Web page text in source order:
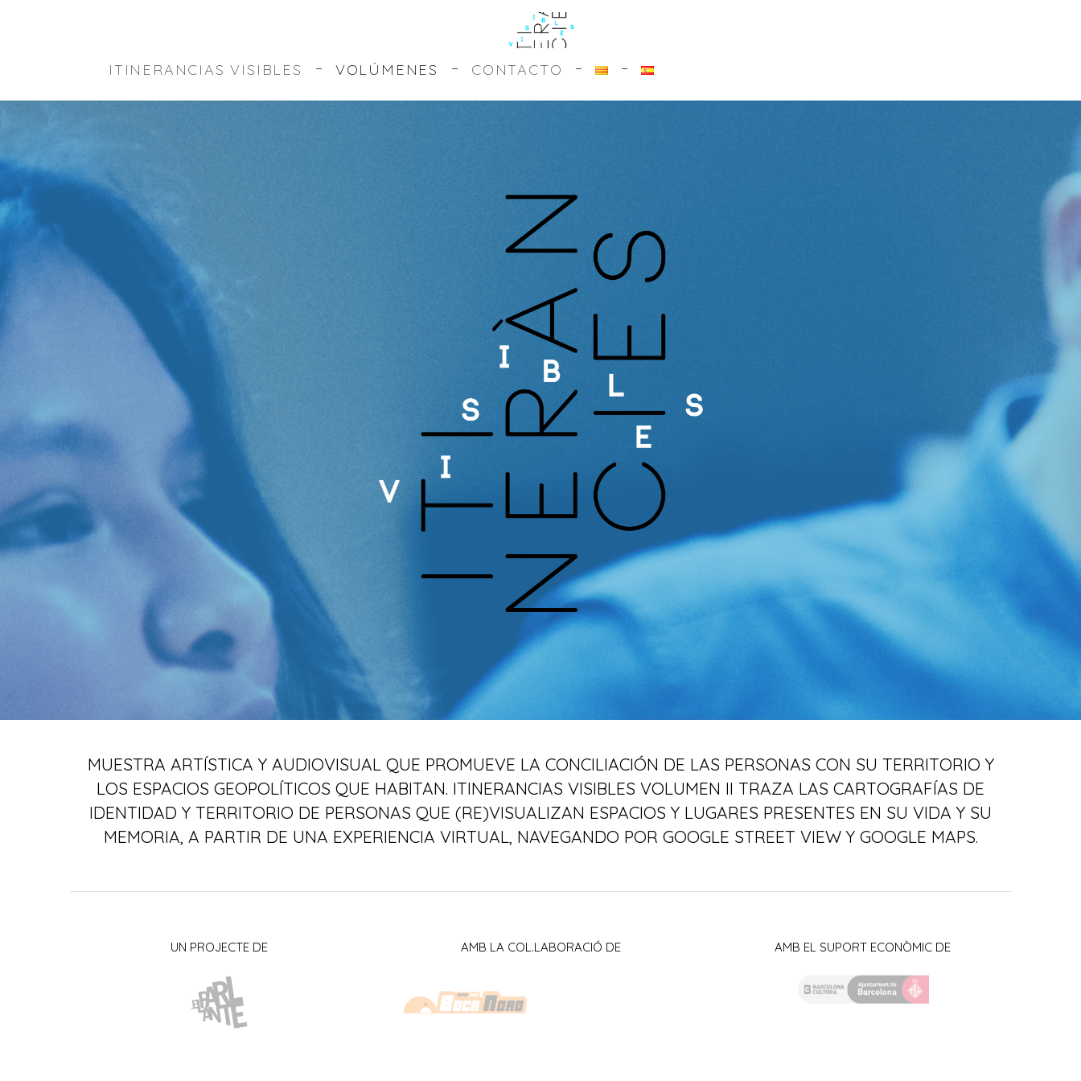
ITINERANCIAS VISIBLES VOLÚMENES CONTACTO
MUESTRA ARTÍSTICA Y AUDIOVISUAL QUE PROMUEVE LA CONCILIACIÓN DE LAS PERSONAS CON SU TERRITORIO Y
LOS ESPACIOS GEOPOLÍTICOS QUE HABITAN. ITINERANCIAS VISIBLES VOLUMEN II TRAZA LAS CARTOGRAFÍAS DE
IDENTIDAD Y TERRITORIO DE PERSONAS QUE (RE)VISUALIZAN ESPACIOS Y LUGARES PRESENTES EN SU VIDA Y SU
MEMORIA, A PARTIR DE UNA EXPERIENCIA VIRTUAL, NAVEGANDO POR GOOGLE STREET VIEW Y GOOGLE MAPS.
UN PROJECTE DE AMB LA COL.LABORACIÓ DE AMB EL SUPORT ECONÒMIC DE